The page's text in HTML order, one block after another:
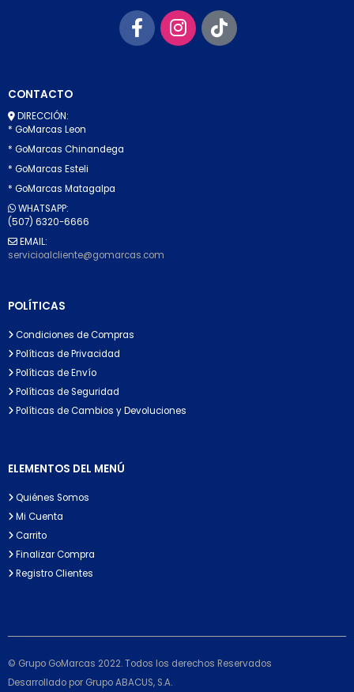
CONTACTO
DIRECCIÓN:
* GoMarcas Leon
* GoMarcas Chinandega
* GoMarcas Esteli
* GoMarcas Matagalpa
WHATSAPP:
(507) 6320-6666
EMAIL:
servicioalcliente@gomarcas.com
POLÍTICAS
Condiciones de Compras
Políticas de Privacidad
Políticas de Envío
Políticas de Seguridad
Políticas de Cambios y Devoluciones
ELEMENTOS DEL MENÚ
Quiénes Somos
Mi Cuenta
Carrito
Finalizar Compra
Registro Clientes
© Grupo GoMarcas 2022. Todos los derechos Reservados
Desarrollado por Grupo ABACUS, S.A.